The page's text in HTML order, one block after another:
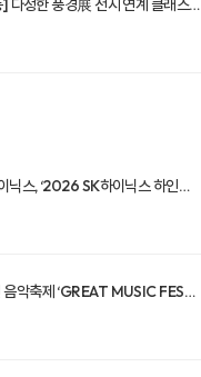
[마감] [미술 체험활동] 다정한 풍경展 전시 연계 클래스 체험 신청 안내
하트-하트재단·SK하이닉스, ‘2026 SK하이닉스 하인슈타인 올림피아드-AI챌린지&플레이’ 성료
국내 최대 발달장애인 음악축제 ‘GREAT MUSIC FESTIVAL’ 10주년, 오는 9월 1일 코엑스 오디토리움에서 개최